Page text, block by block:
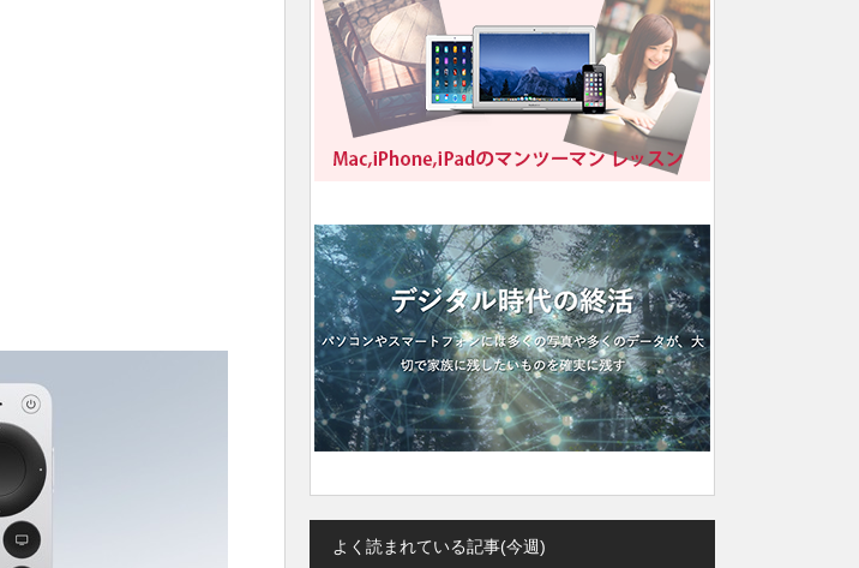
よく読まれている記事(今週)